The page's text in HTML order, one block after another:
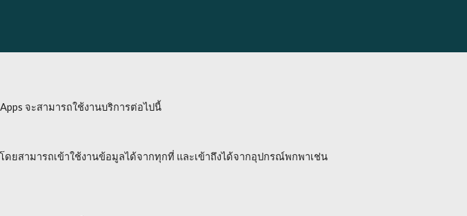
จะสามารถใช้งานบริการต่อไปนี้
สามารถเข้าใช้งานข้อมูลได้จากทุกที่ และเข้าถึงได้จากอุปกรณ์พกพาเช่น